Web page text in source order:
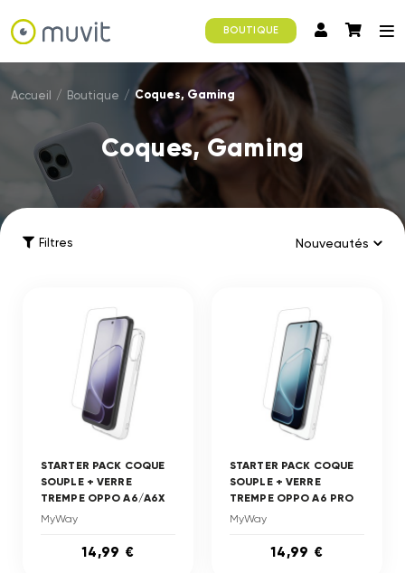
BOUTIQUE
Accueil / Boutique / Coques, Gaming
Coques, Gaming
Filtres
STARTER PACK COQUE
SOUPLE + VERRE
TREMPE OPPO A6/A6X
MyWay
14,99 €
STARTER PACK COQUE
SOUPLE + VERRE
TREMPE OPPO A6 PRO
MyWay
14,99 €